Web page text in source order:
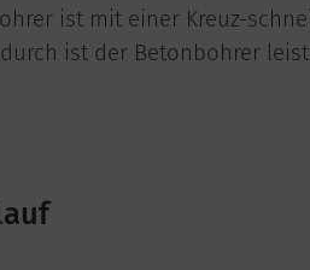
ist mit einer Kreuz-
ist der Betonbohrer